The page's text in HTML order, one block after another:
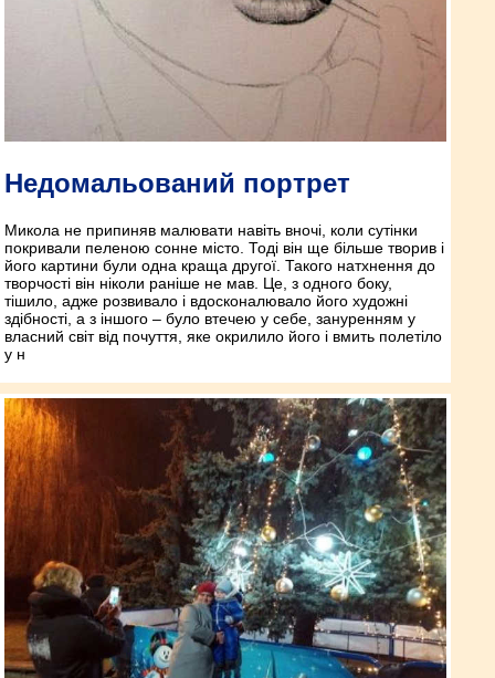
Недомальований портрет
Микола не припиняв малювати навіть вночі, коли сутінки
покривали пеленою сонне місто. Тоді він ще більше творив і
його картини були одна краща другої. Такого натхнення до
творчості він ніколи раніше не мав. Це, з одного боку,
тішило, адже розвивало і вдосконалювало його художні
здібності, а з іншого – було втечею у себе, зануренням у
власний світ від почуття, яке окрилило його і вмить полетіло
у н